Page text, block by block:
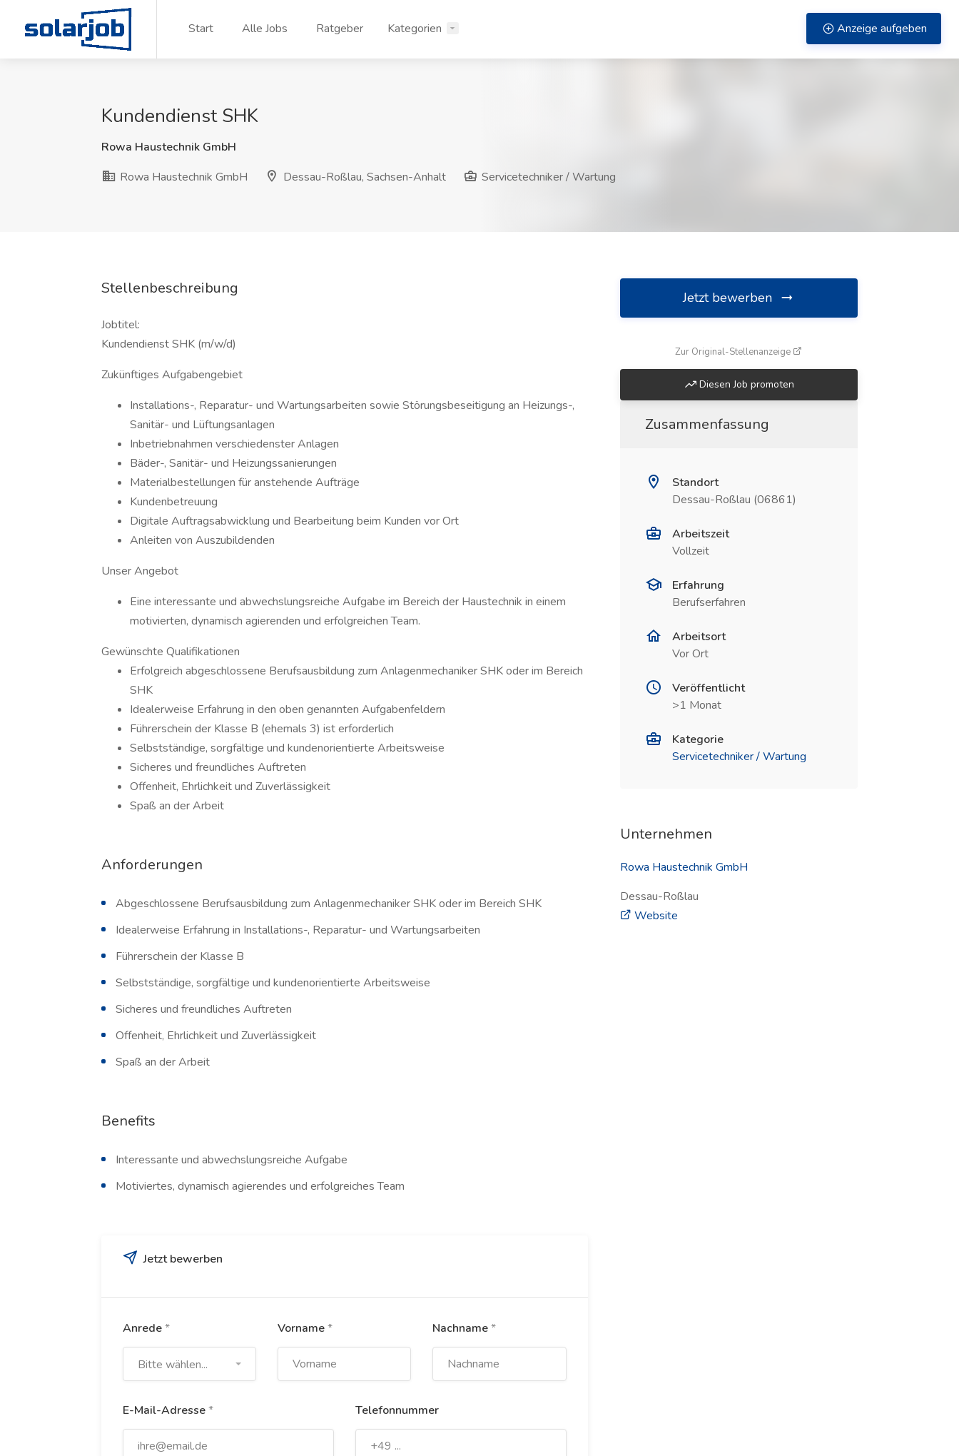
Zum Inhalt springen
Start
Alle Jobs Ratgeber Kategorien Anzeige aufgeben
Kundendienst SHK
Rowa Haustechnik GmbH
Rowa Haustechnik GmbH
Dessau-Roßlau, Sachsen-Anhalt Servicetechniker / Wartung
Stellenbeschreibung
Jobtitel:
Kundendienst SHK (m/w/d)
Zukünftiges Aufgabengebiet
Installations-, Reparatur- und Wartungsarbeiten sowie Störungsbeseitigung an Heizungs-,
Sanitär- und Lüftungsanlagen
Inbetriebnahmen verschiedenster Anlagen
Bäder-, Sanitär- und Heizungssanierungen
Materialbestellungen für anstehende Aufträge
Kundenbetreuung
Digitale Auftragsabwicklung und Bearbeitung beim Kunden vor Ort
Anleiten von Auszubildenden
Unser Angebot
Eine interessante und abwechslungsreiche Aufgabe im Bereich der Haustechnik in einem
motivierten, dynamisch agierenden und erfolgreichen Team.
Gewünschte Qualifikationen
Erfolgreich abgeschlossene Berufsausbildung zum Anlagenmechaniker SHK oder im Bereich
SHK
Idealerweise Erfahrung in den oben genannten Aufgabenfeldern
Führerschein der Klasse B (ehemals 3) ist erforderlich
Selbstständige, sorgfältige und kundenorientierte Arbeitsweise
Sicheres und freundliches Auftreten
Offenheit, Ehrlichkeit und Zuverlässigkeit
Spaß an der Arbeit
Anforderungen
Abgeschlossene Berufsausbildung zum Anlagenmechaniker SHK oder im Bereich SHK
Idealerweise Erfahrung in Installations-, Reparatur- und Wartungsarbeiten
Führerschein der Klasse B
Selbstständige, sorgfältige und kundenorientierte Arbeitsweise
Sicheres und freundliches Auftreten
Offenheit, Ehrlichkeit und Zuverlässigkeit
Spaß an der Arbeit
Benefits
Interessante und abwechslungsreiche Aufgabe
Motiviertes, dynamisch agierendes und erfolgreiches Team
Jetzt bewerben
Anrede*
Bitte wählen...
Vorname* Nachname*
E-Mail-Adresse* Telefonnummer
Jetzt bewerben
Zur Original-Stellenanzeige
Diesen Job promoten
Zusammenfassung
Standort
Dessau-Roßlau (06861)
Arbeitszeit
Vollzeit
Erfahrung
Berufserfahren
Arbeitsort
Vor Ort
Veröffentlicht
>1 Monat
Kategorie
Servicetechniker / Wartung
Unternehmen
Rowa Haustechnik GmbH
Dessau-Roßlau
Website(öffnet in neuem Fenster)